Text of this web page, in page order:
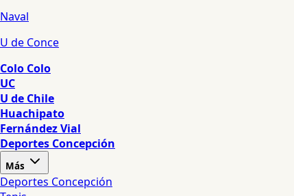
Naval
U de Conce
Colo Colo
UC
U de Chile
Huachipato
Fernández Vial
Deportes Concepción
Más
Deportes Concepción